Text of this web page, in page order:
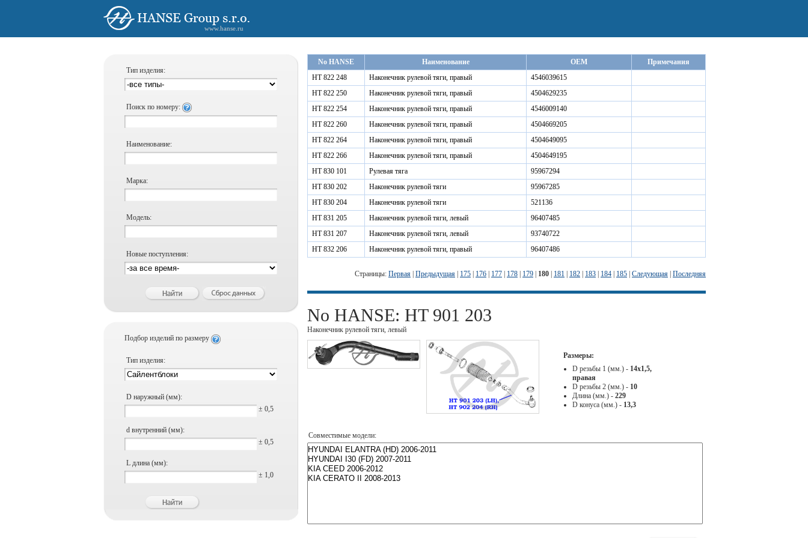
www.hanse.ru
Тип изделия:
Поиск по номеру:
Наименование:
Марка:
Модель:
Новые поступления:
Подбор изделий по размеру
Тип изделия:
D наружный (мм):
± 0,5
d внутренний (мм):
± 0,5
L длина (мм):
± 1,0
No HANSE Наименование OEM
Примечания
HT 822 248
Наконечник рулевой тяги, правый
4546039615
HT 822 250
Наконечник рулевой тяги, правый
4504629235
HT 822 254
Наконечник рулевой тяги, правый
4546009140
HT 822 260
Наконечник рулевой тяги, правый
4504669205
HT 822 264
Наконечник рулевой тяги, правый
4504649095
HT 822 266
Наконечник рулевой тяги, правый
4504649195
HT 830 101
Рулевая тяга
95967294
HT 830 202
Наконечник рулевой тяги
95967285
HT 830 204
Наконечник рулевой тяги
521136
HT 831 205
Наконечник рулевой тяги, левый
96407485
HT 831 207
Наконечник рулевой тяги, левый
93740722
HT 832 206
Наконечник рулевой тяги, правый 96407486
Страницы: Первая Предыдущая 175 176 177 178 179 180 181 182 183 184 185 Следующая Последняя
No HANSE: HT 901 203
Наконечник рулевой тяги, левый
Размеры:
D резьбы 1 (мм.) - 14x1,5,
правая
D резьбы 2 (мм.) - 10
Длина (мм.) - 229
D конуса (мм.) - 13,3
Совместимые модели: